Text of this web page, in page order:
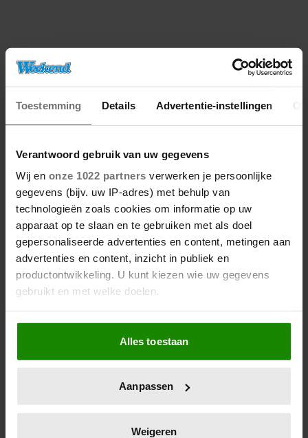
Toestemming Details Advertentie-instellingen
Verantwoord gebruik van uw gegevens
Wij en onze 1022 partners verwerken je persoonlijke
gegevens (bijv. uw IP-adres) met behulp van
technologieën zoals cookies om informatie op uw
apparaat op te slaan en te gebruiken met als doel
gepersonaliseerde advertenties en content, metingen aan
advertenties en content, inzicht in publiek en
productontwikkeling. U kunt kiezen wie uw gegevens
gebruikt en met welke doelen.
Als u het toestaat, willen we ook graag:
Informatie verzamelen over uw geografische
locatie, die tot een paar meter nauwkeurig kan zijn
scannen op specifieke eigenschappen (fingerprinting)
verwerkt en stel uw voorkeuren in het
Alles toestaan
Aanpassen
Weigeren